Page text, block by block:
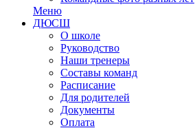
Меню
ДЮСШ
О школе
Руководство
Наши тренеры
Составы команд
Расписание
Для родителей
Документы
Оплата